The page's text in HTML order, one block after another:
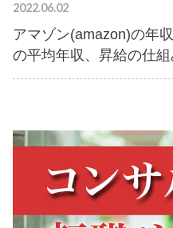
2022.06.02
アマゾン(amazon)の年
の平均年収、昇給の仕